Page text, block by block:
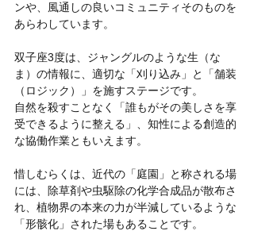
ンや、風通しの良いコミュニティそのものを
あらわしています。
双子座3度は、ジャングルのような生（な
ま）の情報に、適切な「刈り込み」と「舗装
（ロジック）」を施すステージです。
自然を殺すことなく「誰もがその美しさを享
受できるように整える」、知性による創造的
な協働作業ともいえます。
惜しむらくは、近代の「庭園」と称される場
には、除草剤や虫駆除の化学合成品が散布さ
れ、植物界の本来の力が半減しているような
「形骸化」された場もあることです。